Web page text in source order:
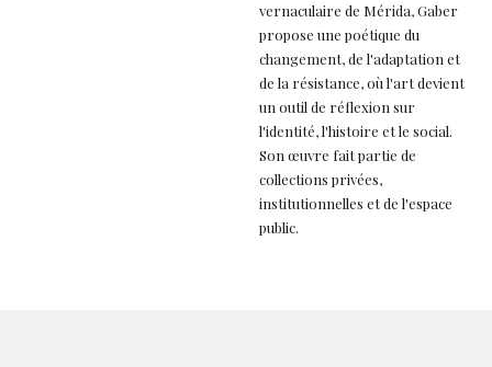
vernaculaire de Mérida, Gaber
propose une poétique du
changement, de l'adaptation et
de la résistance, où l'art devient
un outil de réflexion sur
l'identité, l'histoire et le social.
Son œuvre fait partie de
collections privées,
institutionnelles et de l'espace
public.